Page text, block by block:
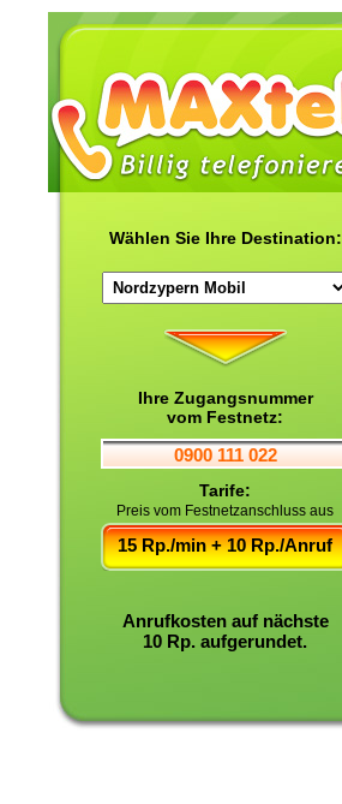
Wählen Sie Ihre Destination:
Ihre Zugangsnummer
vom Festnetz:
0900 111 022
Tarife:
Preis vom Festnetzanschluss aus
15 Rp./min + 10 Rp./Anruf
Anrufkosten auf nächste
10 Rp. aufgerundet.